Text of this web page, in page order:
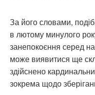
За його словами,
в лютому минулого
занепокоєння серед
може виявитися ще
здійснено
зокрема щодо